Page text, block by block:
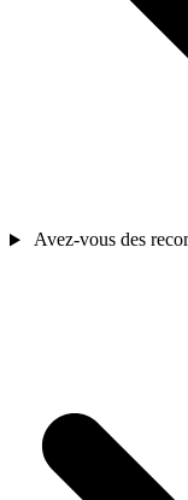
Avez-vous des